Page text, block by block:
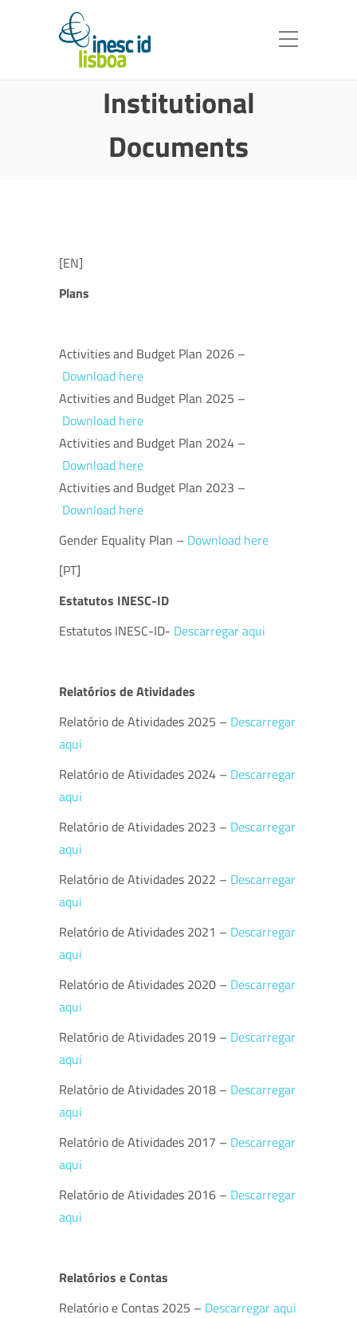
Institutional
Documents
[EN]
Plans
Activities and Budget Plan 2026 –
Download here
Activities and Budget Plan 2025 –
Download here
Activities and Budget Plan 2024 –
Download here
Activities and Budget Plan 2023 –
Download here
Gender Equality Plan – Download here
[PT]
Estatutos INESC-ID
Estatutos INESC-ID- Descarregar aqui
Relatórios de Atividades
Relatório de Atividades 2025 – Descarregar
aqui
Relatório de Atividades 2024 – Descarregar
aqui
Relatório de Atividades 2023 – Descarregar
aqui
Relatório de Atividades 2022 – Descarregar
aqui
Relatório de Atividades 2021 – Descarregar
aqui
Relatório de Atividades 2020 – Descarregar
aqui
Relatório de Atividades 2019 – Descarregar
aqui
Relatório de Atividades 2018 – Descarregar
aqui
Relatório de Atividades 2017 – Descarregar
aqui
Relatório de Atividades 2016 – Descarregar
aqui
Relatórios e Contas
Relatório e Contas 2025 – Descarregar aqui